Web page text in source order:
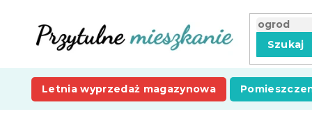
Szukaj
Letnia wyprzedaż magazynowa